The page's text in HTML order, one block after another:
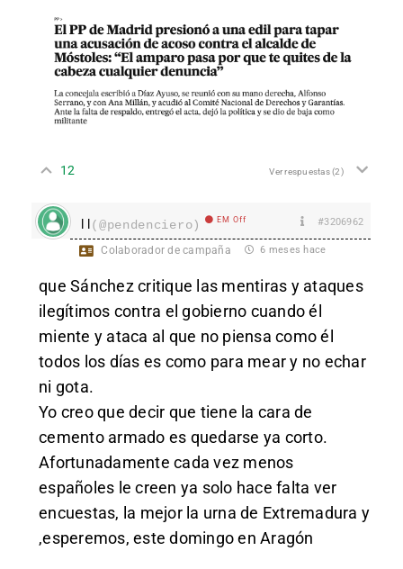
12 Ver respuestas(2)
(@pendenciero) EM Off #3206962
Colaborador de campaña 6 meses hace
que Sánchez critique las mentiras y ataques
ilegítimos contra el gobierno cuando él
miente y ataca al que no piensa como él
todos los días es como para mear y no echar
ni gota.
Yo creo que decir que tiene la cara de
cemento armado es quedarse ya corto.
Afortunadamente cada vez menos
españoles le creen ya solo hace falta ver
encuestas, la mejor la urna de Extremadura y
,esperemos, este domingo en Aragón